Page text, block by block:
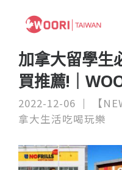
加拿大留學生
買推薦!｜
2022-12-06 【
拿大生活吃喝玩樂